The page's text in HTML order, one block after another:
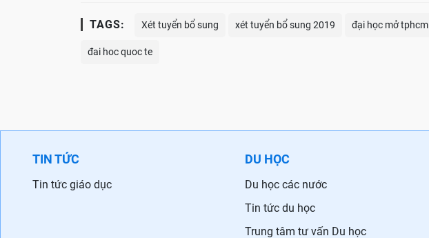
TAGS: Xét tuyển bổ sung xét tuyển bổ sung 2019 đại học mở tphcm
đai hoc quoc te
TIN TỨC
Tin tức giáo dục
DU HỌC
Du học các nước
Tin tức du học
Trung tâm tư vấn Du học